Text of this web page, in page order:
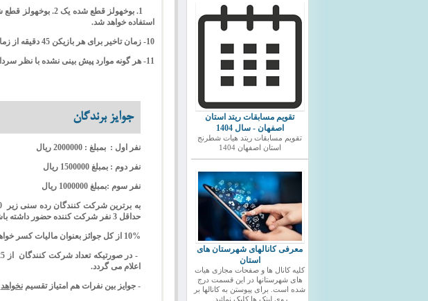
تقویم مسابقات ریتد استان
اصفهان - سال 1404
تقویم مسابقات ریتد هیات شطرنج
استان اصفهان 1404
معرفی کانالهای شهرستان های
استان
کلیه کانال ها و صفحات مجازی هیات
های شهرستانها در این قسمت درج
شده است. برای پیوستن به کانالها بر
روی لینک ها کلیک نمائید.
استفاده خواهد شد.
10- زمان تاخیر برای هر بازیکن 45 دقیقه از زمان مبدا خواهد بود.
11- هر گونه موارد پیش بینی نشده با نظر سرداور و مطابق با قوانین فیده در طول مسابقات اعلام خواهد گردید.
جوایز برندگان
نفر اول : بمبلغ : 2000000 ریال
نفر دوم : بمبلغ 1500000 ریال
نفر سوم :بمبلغ 1000000 ریال
حداقل 3 نفر شرکت کننده حضور داشته باشد) هریک مبلغ 200000 ریال جائزه نقدی اهداء خواهد شد.
10% از کل جوائز بعنوان مالیات کسر خواهد شد.
اعلام می گردد.
- جوایز بین نفرات هم امتیاز تقسیمنخواهد